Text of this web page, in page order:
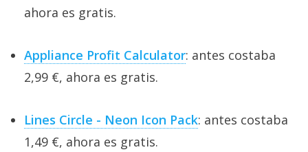
ahora es gratis.
Appliance Profit Calculator: antes costaba
2,99 €, ahora es gratis.
Lines Circle - Neon Icon Pack: antes costaba
1,49 €, ahora es gratis.